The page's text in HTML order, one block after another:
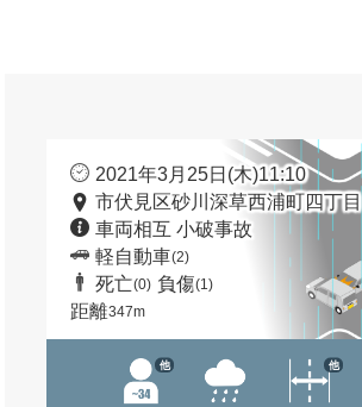
2021年3月25日(木)11:10
市伏見区砂川深草西浦町四丁
車両相互 小破事故
軽自動車(2)
死亡(0) 負傷(1)
距離347m
他 他